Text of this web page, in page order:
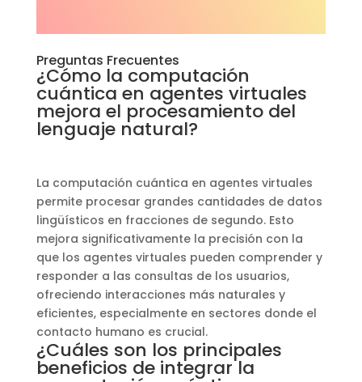
Preguntas Frecuentes
¿Cómo la computación
cuántica en agentes virtuales
mejora el procesamiento del
lenguaje natural?
La computación cuántica en agentes virtuales
permite procesar grandes cantidades de datos
lingüísticos en fracciones de segundo. Esto
mejora significativamente la precisión con la
que los agentes virtuales pueden comprender y
responder a las consultas de los usuarios,
ofreciendo interacciones más naturales y
eficientes, especialmente en sectores donde el
contacto humano es crucial.
¿Cuáles son los principales
beneficios de integrar la